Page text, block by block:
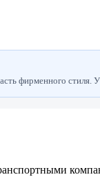
фирменного стиля.